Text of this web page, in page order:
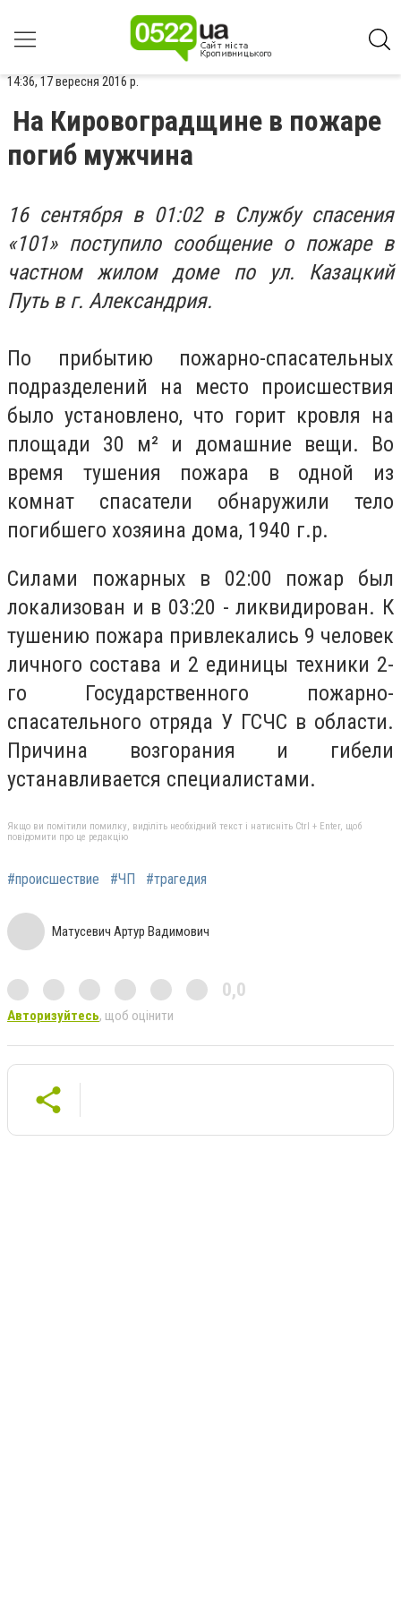
14:36, 17 вересня 2016 р.
На Кировоградщине в пожаре
погиб мужчина
16 сентября в 01:02 в Службу спасения
«101» поступило сообщение о пожаре в
частном жилом доме по ул. Казацкий
Путь в г. Александрия.
По прибытию пожарно-спасательных
подразделений на место происшествия
было установлено, что горит кровля на
площади 30 м² и домашние вещи. Во
время тушения пожара в одной из
комнат спасатели обнаружили тело
погибшего хозяина дома, 1940 г.р.
Силами пожарных в 02:00 пожар был
локализован и в 03:20 - ликвидирован. К
тушению пожара привлекались 9 человек
личного состава и 2 единицы техники 2-
го Государственного пожарно-
спасательного отряда У ГСЧС в области.
Причина возгорания и гибели
устанавливается специалистами.
Якщо ви помітили помилку, виділіть необхідний текст і натисніть Ctrl + Enter, щоб
повідомити про це редакцію
#происшествие #ЧП #трагедия
Матусевич Артур Вадимович
0,0
Авторизуйтесь, щоб оцінити